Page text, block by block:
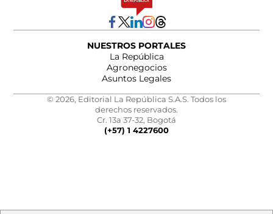
NUESTROS PORTALES
La República
Agronegocios
Asuntos Legales
© 2026, Editorial La República S.A.S. Todos los
derechos reservados.
Cr. 13a 37-32, Bogotá
(+57) 1 4227600